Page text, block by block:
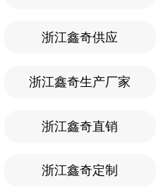
浙江鑫奇供应
浙江鑫奇生产厂家
浙江鑫奇直销
浙江鑫奇定制